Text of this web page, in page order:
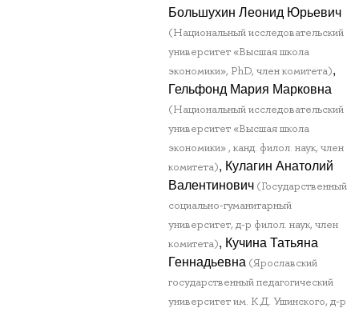
Большухин Леонид Юрьевич
(Национальный исследовательский
университет «Высшая школа
экономики», PhD, член комитета),
Гельфонд Мария Марковна
(Национальный исследовательский
университет «Высшая школа
экономики» , канд. филол. наук, член
комитета), Кулагин Анатолий
Валентинович (Государственный
социально-гуманитарный
университет, д-р филол. наук, член
комитета), Кучина Татьяна
Геннадьевна (Ярославский
государственный педагогический
университет им. К.Д. Ушинского, д-р